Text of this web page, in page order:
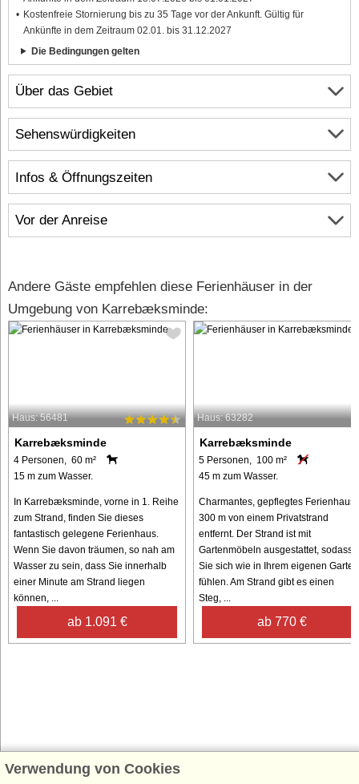
Über das Gebiet
Infos & Öffnungszeiten
Vor der Anreise
Kostenfreie Stornierung bis zu 35 Tage vor der Ankunft. Gültig für
Ankünfte in dem Zeitraum 02.01. bis 31.12.2027
Die Bedingungen gelten
Sehenswürdigkeiten
Andere Gäste empfehlen diese Ferienhäuser in der
Umgebung von Karrebæksminde:
Haus: 56481
Karrebæksminde
4 Personen, 60 m²
15 m zum Wasser.
In Karrebæksminde, vorne in 1. Reihe
zum Strand, finden Sie dieses
fantastisch gelegene Ferienhaus.
Wenn Sie davon träumen, so nah am
Wasser zu sein, dass Sie innerhalb
einer Minute am Strand liegen
können, ...
ab 1.091 €
Haus: 63282
Karrebæksminde
5 Personen, 100 m²
45 m zum Wasser.
Charmantes, gepflegtes Ferienhaus,
300 m von einem Privatstrand
entfernt. Der Strand ist mit
Gartenmöbeln ausgestattet, sodass
Sie sich wie in Ihrem eigenen Garten
fühlen. Am Strand gibt es einen
Steg, ...
ab 770 €
Schließen Sie sich 100.000 Ferienhaus-Fans an
Verwendung von Cookies